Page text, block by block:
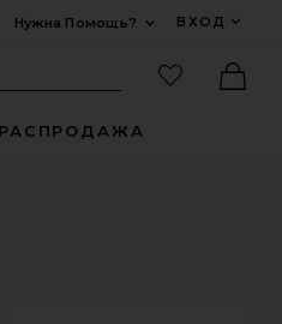
Нужна Помощь?
ВХОД
Поиск: Site
РАСПРОДАЖА